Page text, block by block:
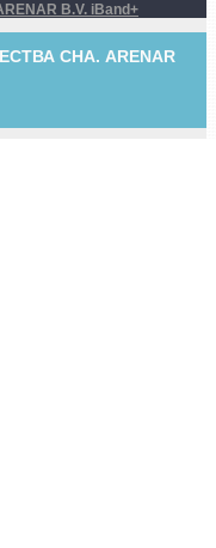
B.V. iBand+
СНА. ARENAR